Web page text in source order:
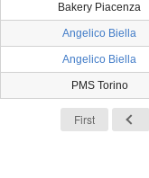
Bakery Piacenza
Angelico Biella
Angelico Biella
PMS Torino
First